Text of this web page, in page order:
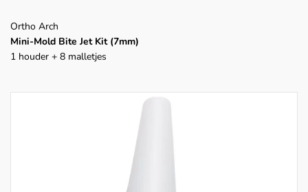
Ortho Arch
Mini-Mold Bite Jet Kit (7mm)
1 houder + 8 malletjes